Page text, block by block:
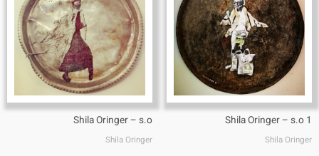
Shila Oringer – s.o 1
Shila Oringer
Shila Oringer – s.o
Shila Oringer